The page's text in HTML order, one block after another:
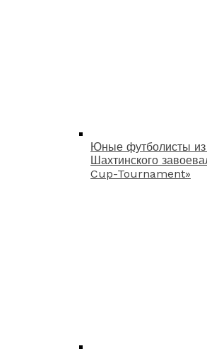
Юные футболисты из
Шахтинского
Cup-Tournament»